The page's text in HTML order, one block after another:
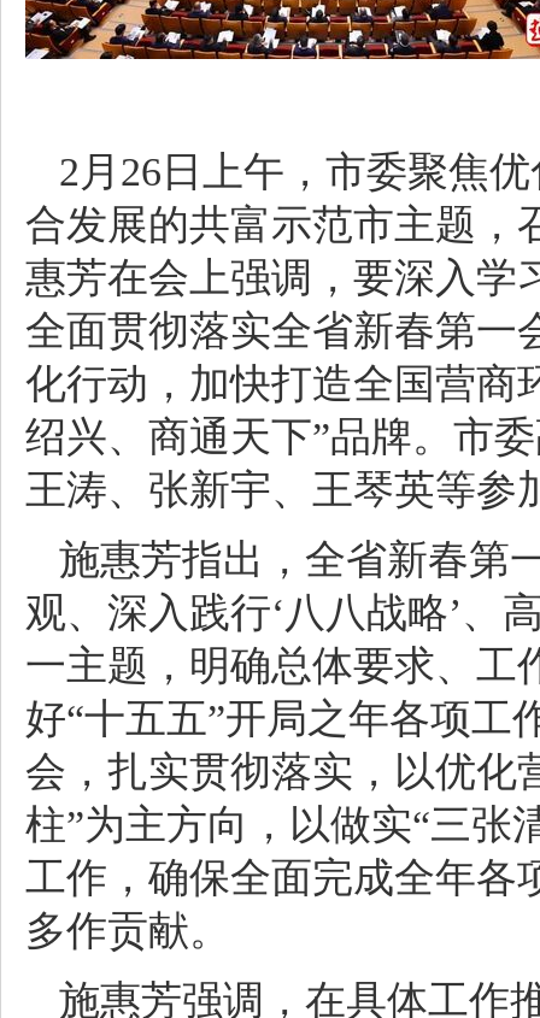
2月26日上午，市委聚焦
合发展的共富示范市主题，
惠芳在会上强调，要深入学
全面贯彻落实全省新春第一
化行动，加快打造全国营商
绍兴、商通天下”品牌。市
王涛、张新宇、王琴英等参
施惠芳指出，全省新春第
观、深入践行‘八八战略’、
一主题，明确总体要求、工
好“十五五”开局之年各项工
会，扎实贯彻落实，以优化
柱”为主方向，以做实“三张
工作，确保全面完成全年各
多作贡献。
施惠芳强调，在具体工作